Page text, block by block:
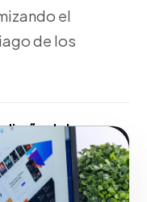
el
de los
de la
Acelerando
de los